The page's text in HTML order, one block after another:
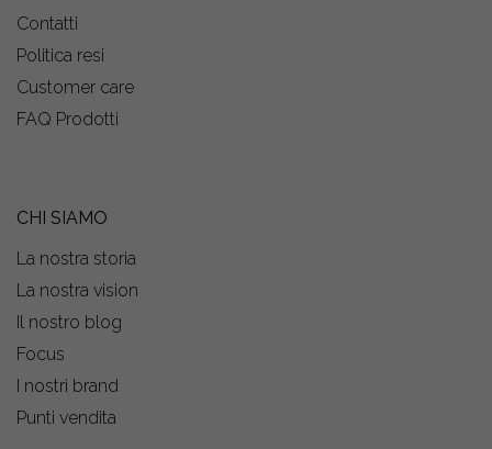
Contatti
Politica resi
Customer care
FAQ Prodotti
CHI SIAMO
La nostra storia
La nostra vision
Il nostro blog
Focus
I nostri brand
Punti vendita